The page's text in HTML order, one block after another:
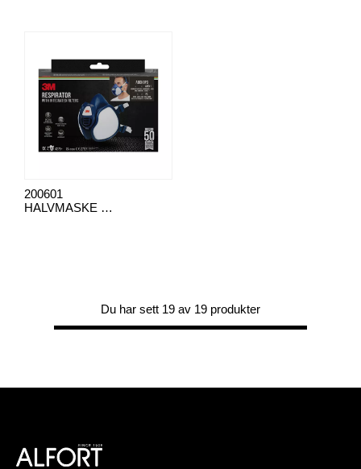
HALVMASKE 4279+ FFABEK1P3
200601
Du har sett 19 av 19 produkter